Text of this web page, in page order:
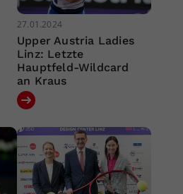
27.01.2024
Upper Austria Ladies
Linz: Letzte
Hauptfeld-Wildcard
an Kraus